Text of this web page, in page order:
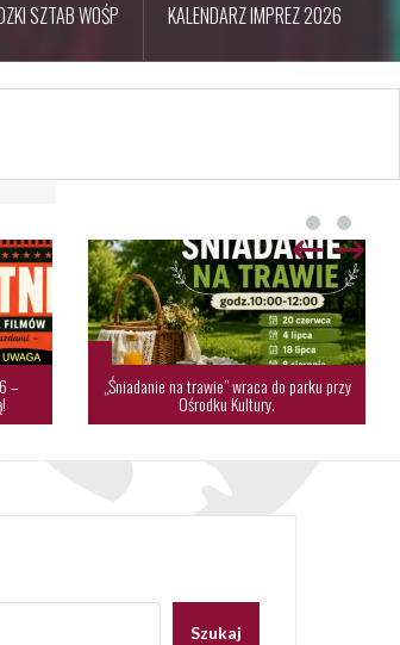
SZTAB WOŚP KALENDARZ IMPREZ 2026
– „Śniadanie na trawie” wraca do parku przy
Ośrodku Kultury.
Szukaj